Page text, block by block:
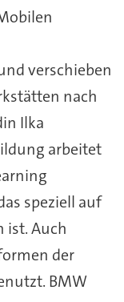
verschieben
nach
Ilka
arbeitet
speziell auf
ist. Auch
der
BMW